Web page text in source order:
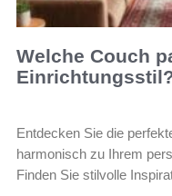
Welche Couch
Entdecken Sie die
harmonisch zu Ihrem
Finden Sie stilvolle